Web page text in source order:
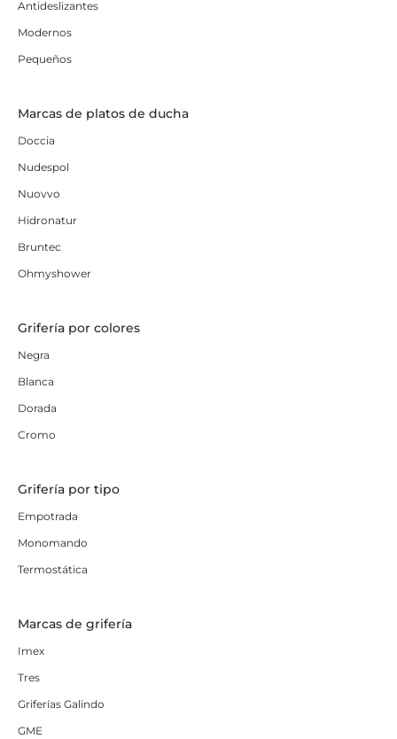
Antideslizantes
Modernos
Pequeños
Marcas de platos de ducha
Doccia
Nudespol
Nuovvo
Hidronatur
Bruntec
Ohmyshower
Grifería por colores
Negra
Blanca
Dorada
Cromo
Grifería por tipo
Empotrada
Monomando
Termostática
Marcas de grifería
Imex
Tres
Griferías Galindo
GME